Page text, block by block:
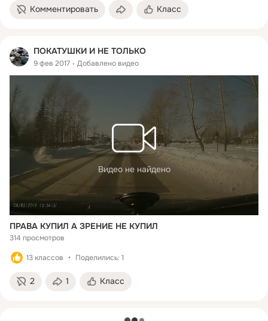
Комментировать Класс
ПОКАТУШКИ И НЕ ТОЛЬКО
9 фев 2017 Добавлено видео
Видео не найдено
ПРАВА КУПИЛ А ЗРЕНИЕ НЕ КУПИЛ
314 просмотров
13 классов Поделились: 1
2 1 Класс